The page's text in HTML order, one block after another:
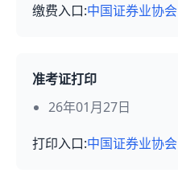
缴费入口:中国证券业协会
准考证打印
26年01月27日
打印入口:中国证券业协会